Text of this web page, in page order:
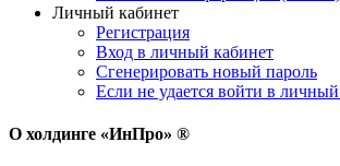
Личный кабинет
Регистрация
Вход в личный кабинет
Сгенерировать новый пароль
Если не удается войти в
О холдинге «ИнПро» ®